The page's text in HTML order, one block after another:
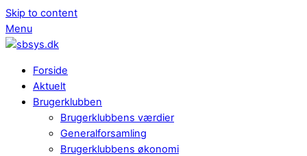
Skip to content
Menu
Forside
Aktuelt
Brugerklubben
Brugerklubbens værdier
Generalforsamling
Brugerklubbens økonomi